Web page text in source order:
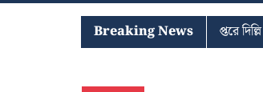
Breaking News
ঐশী ঘোষের খোঁজে সিপিআইএম সদর দপ্তরে দিল্লি পুলিশ